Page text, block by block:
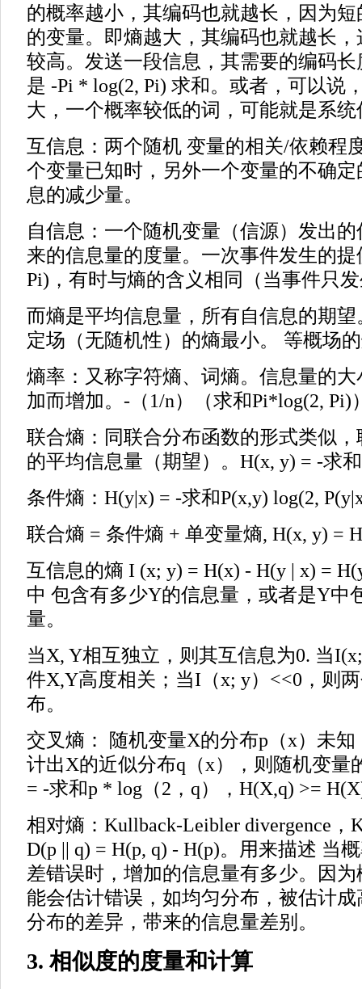
的概率越小，其编码也就越长，因为
的变量。即熵越大，其编码也就越长
较高。发送一段信息，其需要的编码
是 -Pi * log(2, Pi) 求和。或者，可以说
大，一个概率较低的词，可能就是系
互信息：两个随机 变量的相关/依赖程
个变量已知时，另外一个变量的不确
息的减少量。
自信息：一个随机变量（信源）发出
来的信息量的度量。一次事件发生的提
Pi)，有时与熵的含义相同（当事件只
而熵是平均信息量，所有自信息的期
定场（无随机性）的熵最小。 等概场
熵率：又称字符熵、词熵。信息量的
加而增加。-（1/n）（求和Pi*log(2, Pi)
联合熵：同联合分布函数的形式类似
的平均信息量（期望）。H(x, y) = -求
条件熵：H(y|x) = -求和P(x,y) log(2,
联合熵 = 条件熵 + 单变量熵, H(x, y) =
互信息的熵 I (x; y) = H(x) - H(y | x) =
中 包含有多少Y的信息量，或者是Y中
量。
当X, Y相互独立，则其互信息为0. 当
件X,Y高度相关；当I（x; y）<<0，则
布。
交叉熵： 随机变量X的分布p（x）未
计出X的近似分布q（x），则随机变量
= -求和p * log（2，q），H(X,q) >=
相对熵：Kullback-Leibler divergence
D(p || q) = H(p, q) - H(p)。用来描述 当
差错误时，增加的信息量有多少。因
能会估计错误，如均匀分布，被估计
分布的差异，带来的信息量差别。
3. 相似度的度量和计算